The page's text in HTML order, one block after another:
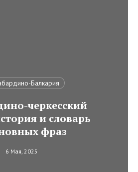
Балкария
черкесский
и словарь
фраз
6 Мая, 2025